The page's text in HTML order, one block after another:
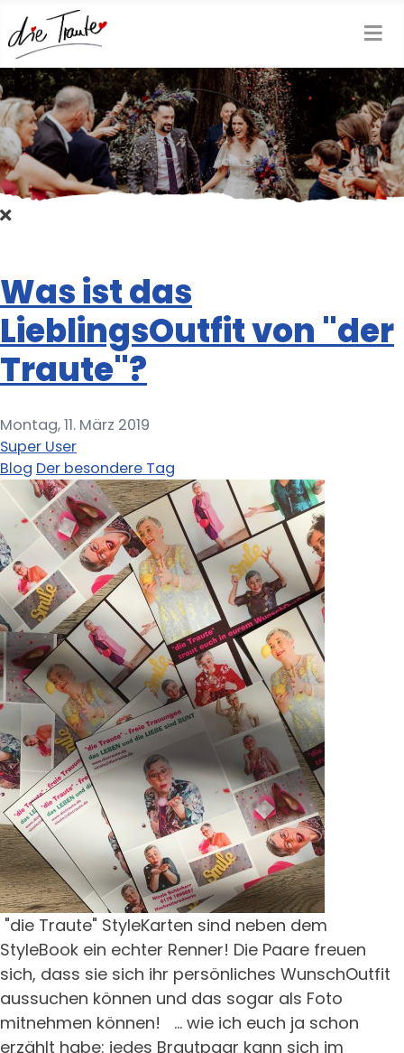
Was ist das
LieblingsOutfit von "der
Traute"?
Montag, 11. März 2019
Super User
Blog Der besondere Tag
"die Traute" StyleKarten sind neben dem
StyleBook ein echter Renner! Die Paare freuen
sich, dass sie sich ihr persönliches WunschOutfit
aussuchen können und das sogar als Foto
mitnehmen können! ... wie ich euch ja schon
erzählt habe: jedes Brautpaar kann sich im